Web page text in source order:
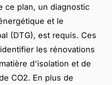
ce plan, un diagnostic
et le
(DTG), est requis. Ces
les rénovations
d'isolation et de
CO2. En plus de